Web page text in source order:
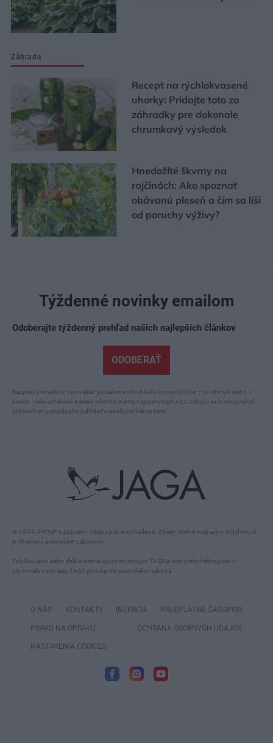
Záhrada
Recept na rýchlokvasené
uhorky: Pridajte toto zo
záhradky pre dokonale
chrumkavý výsledok
Hnedožlté škvrny na
rajčinách: Ako spoznať
obávanú pleseň a čím sa líši
od poruchy výživy?
© JAGA GROUP a Zoznam. Všetky práva vyhradené. Obsah online magazínu Môjdom.sk
je chránený autorským zákonom.
Publikovanie alebo ďalšie šírenie správ zo zdrojov TASR je bez predchádzajúceho
písomného súhlasu TASR porušením autorského zákona.
Týždenné novinky emailom
Odoberajte týždenný prehľad našich najlepších článkov
ODOBERAŤ
Bezplatný emailový newsletter posielame obvykle ku koncu týždňa – vo štvrtok alebo v
piatok. Vašu emailovú adresu nikomu inému neposkytneme a z odberu sa budete môcť
kedykoľvek jednoducho odhlásiť niekoľkými kliknutiami.
O NÁS KONTAKTY INZERCIA PREDPLATNÉ ČASOPISU
PRÁVO NA OPRAVU OCHRANA OSOBNÝCH ÚDAJOV
NASTAVENIA COOKIES